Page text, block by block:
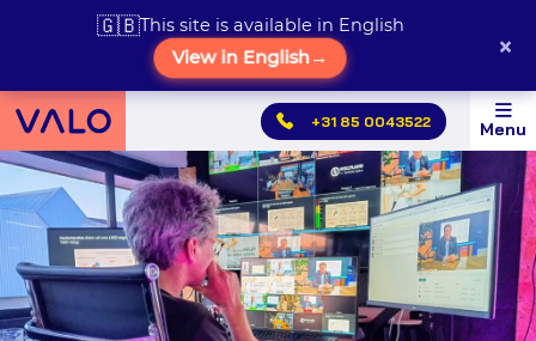
Hoofdmenu
overslaan
+31 85 0043522 Menu
🇬🇧This site is available in English
View in English→ ×